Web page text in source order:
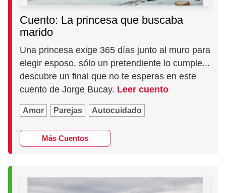
Cuento: La princesa que buscaba
marido
Una princesa exige 365 días junto al muro para
elegir esposo, sólo un pretendiente lo cumple...
descubre un final que no te esperas en este
cuento de Jorge Bucay. Leer cuento
Amor Parejas Autocuidado
Más Cuentos